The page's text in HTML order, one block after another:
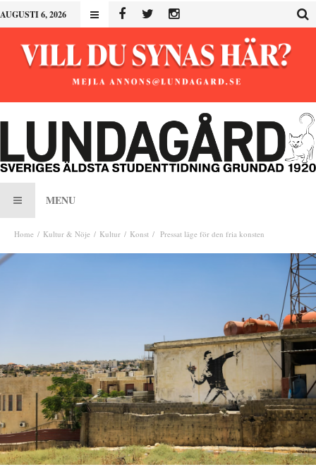
AUGUSTI 6, 2026
MENU
Home Kultur & Nöje Kultur Konst Pressat läge för den fria konsten